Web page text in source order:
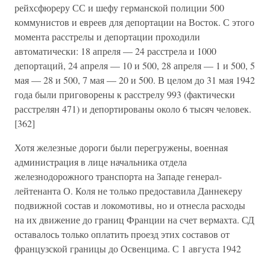
рейхсфюреру СС и шефу германской полиции 500
коммунистов и евреев для депортации на Восток. С этого
момента расстрелы и депортации проходили
автоматически: 18 апреля — 24 расстрела и 1000
депортаций, 24 апреля — 10 и 500, 28 апреля — 1 и 500, 5
мая — 28 и 500, 7 мая — 20 и 500. В целом до 31 мая 1942
года были приговорены к расстрелу 993 (фактически
расстрелян 471) и депортированы около 6 тысяч человек.
[362]
Хотя железные дороги были перегружены, военная
администрация в лице начальника отдела
железнодорожного транспорта на Западе генерал-
лейтенанта О. Коля не только предоставила Даннекеру
подвижной состав и локомотивы, но и отнесла расходы
на их движение до границ Франции на счет вермахта. СД
оставалось только оплатить проезд этих составов от
французской границы до Освенцима. С 1 августа 1942